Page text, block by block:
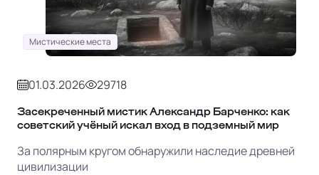
Мистические места
01.03.2026 29718
Засекреченный мистик Александр Барченко: как
советский учёный искал вход в подземный мир
За полярным кругом обнаружили наследие древней
цивилизации